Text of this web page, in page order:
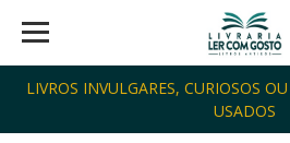
LIVROS INVULGARES, CURIOSOS
USADOS